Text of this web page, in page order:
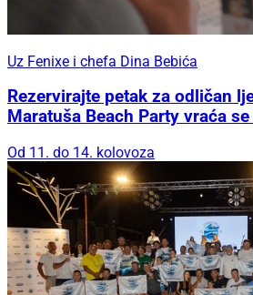
Uz Fenixe i chefa Dina Bebića
Rezervirajte petak za odličan
Maratuša Beach Party vraća
Od 11. do 14. kolovoza